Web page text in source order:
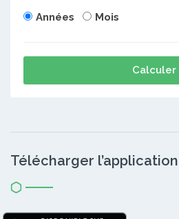
Années Mois
Calculer
Télécharger l’application